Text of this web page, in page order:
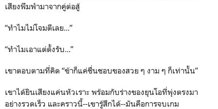
เสียงพึมพำมาจากคู่ต่อสู้
“ทำไมไม่โจมตีเลย...”
“ทำไมเอาแต่ตั้งรับ...”
เขาตอบตามที่คิด “ข้าก็แค่ชื่นชอบของสวย ๆ งาม ๆ ก็เท่านั้น”
เขาได้ยินเสียงแค่นหัวเราะ พร้อมกับร่างของยุนโอที่พุ่งตรงมา
อย่างรวดเร็ว และคราวนี้--เขารู้สึกได้--มันคือการจบเกม